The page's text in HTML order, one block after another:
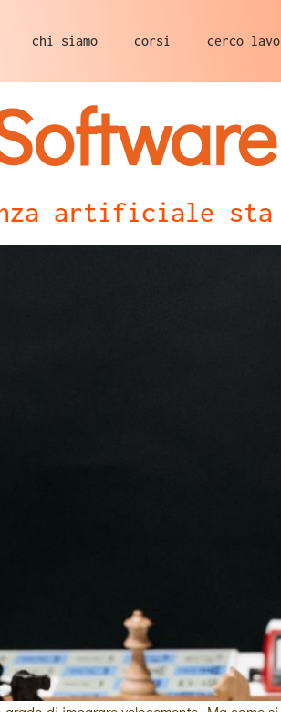
chi siamo corsi cerco
artificiale sta